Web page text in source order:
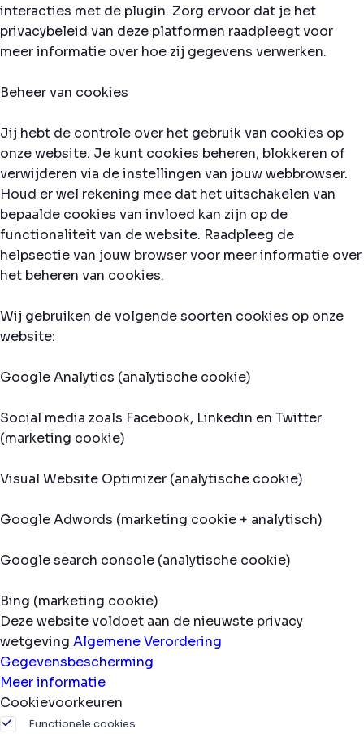
interacties met de plugin. Zorg ervoor dat je het
privacybeleid van deze platformen raadpleegt voor
meer informatie over hoe zij gegevens verwerken.
Beheer van cookies
Jij hebt de controle over het gebruik van cookies op
onze website. Je kunt cookies beheren, blokkeren of
verwijderen via de instellingen van jouw webbrowser.
Houd er wel rekening mee dat het uitschakelen van
bepaalde cookies van invloed kan zijn op de
functionaliteit van de website. Raadpleeg de
helpsectie van jouw browser voor meer informatie over
het beheren van cookies.
Wij gebruiken de volgende soorten cookies op onze
website:
Google Analytics (analytische cookie)
Social media zoals Facebook, Linkedin en Twitter
(marketing cookie)
Visual Website Optimizer (analytische cookie)
Google Adwords (marketing cookie + analytisch)
Google search console (analytische cookie)
Bing (marketing cookie)
Deze website voldoet aan de nieuwste privacy
wetgeving Algemene Verordering
Gegevensbescherming
Meer informatie
Cookievoorkeuren
Functionele cookies